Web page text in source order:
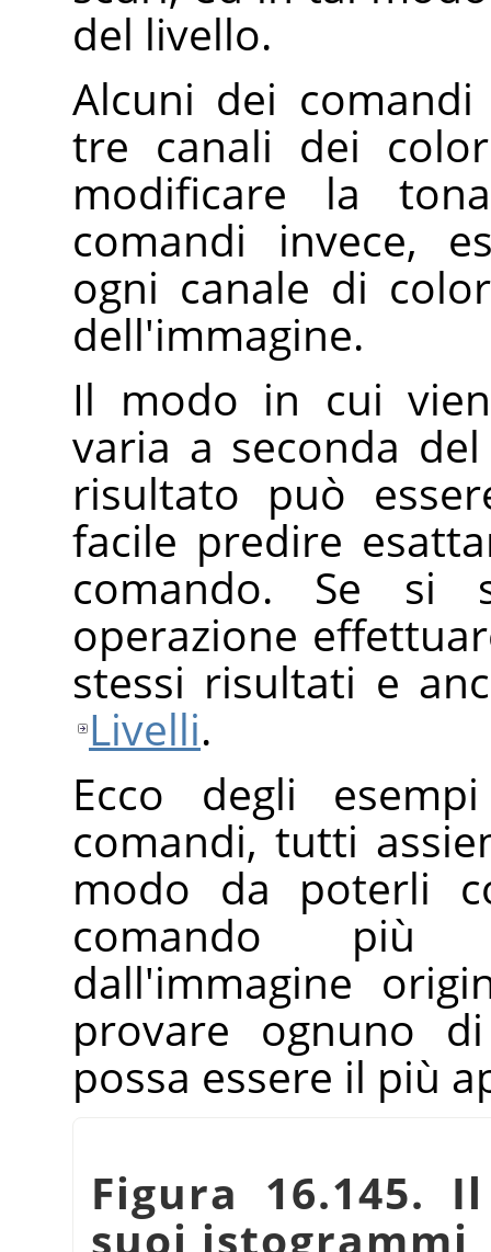
del livello.
Alcuni dei
tre canali dei
modificare la
comandi invece,
ogni canale di
dell'immagine.
Il modo in cui
varia a seconda
risultato può
facile predire
comando. Se si
operazione
stessi risultati e
Livelli.
Ecco degli
comandi, tutti
modo da poterli
comando più
dall'immagine
provare ognuno
possa essere il più
Figura 16.145.
suoi istogrammi